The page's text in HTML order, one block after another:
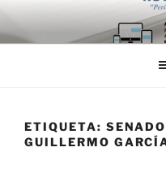
Saltar
al
contenido
ETIQUETA:
GUILLERMO